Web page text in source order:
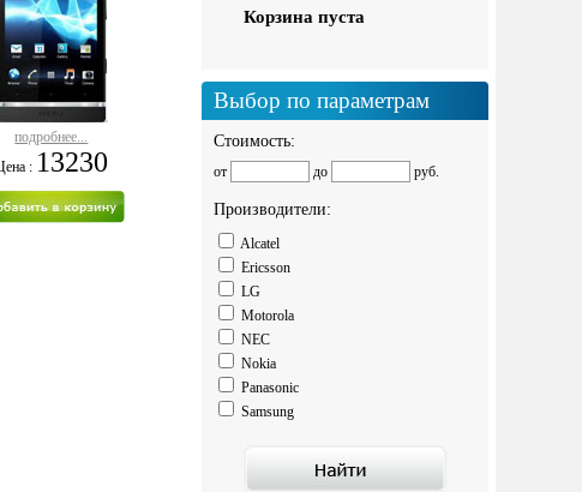
подробнее...
: 13230
Корзина пуста
Выбор по параметрам
Стоимость:
от до руб.
Производители:
Alcatel
Ericsson
LG
Motorola
NEC
Nokia
Panasonic
Samsung